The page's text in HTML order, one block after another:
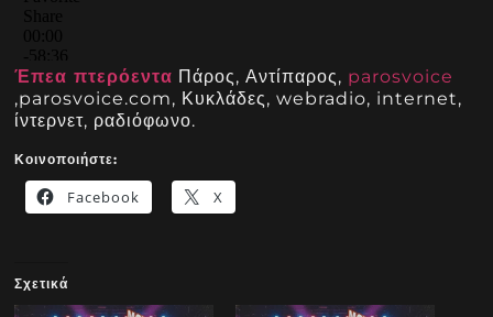
Έπεα πτερόεντα Πάρος, Αντίπαρος, parosvoice
,parosvoice.com, Κυκλάδες, webradio, internet,
ίντερνετ, ραδιόφωνο.
Κοινοποιήστε:
Facebook X
Σχετικά